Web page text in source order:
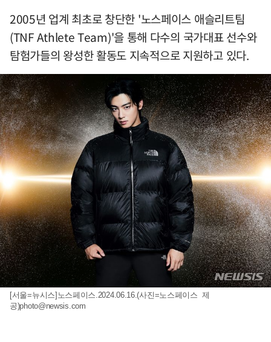
2005년 업계 최초로 창단한 '노스페이스 애슬리트팀
(TNF Athlete Team)'을 통해 다수의 국가대표 선수와
탐험가들의 왕성한 활동도 지속적으로 지원하고 있다.
[서울=뉴시스]노스페이스.2024.06.16.(사진=노스페이스 제
공)photo@newsis.com